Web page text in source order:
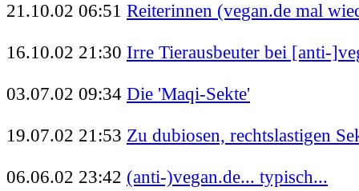
21.10.02 06:51 Reiterinnen (vegan.de mal
16.10.02 21:30 Irre Tierausbeuter bei [anti-
03.07.02 09:34 Die 'Maqi-Sekte'
19.07.02 21:53 Zu dubiosen, rechtslastigen
06.06.02 23:42 (anti-)vegan.de... typisch...